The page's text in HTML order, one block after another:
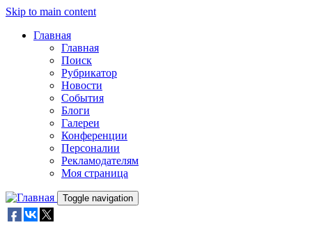
Skip to main content
Главная
Главная
Поиск
Рубрикатор
Новости
События
Блоги
Галереи
Конференции
Персоналии
Рекламодателям
Моя страница
Toggle navigation